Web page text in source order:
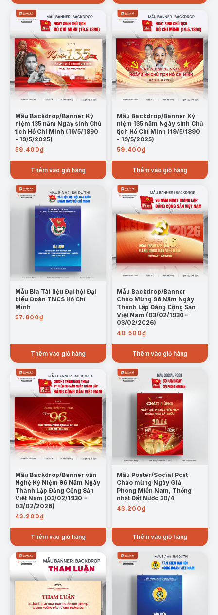
75.600₫.
Mẫu Backdrop/Banner Kỷ
niệm 135 năm Ngày sinh Chủ
tịch Hồ Chí Minh (19/5/1890
- 19/5/2025)
59.400₫
Thêm vào giỏ hàng
Mẫu Backdrop/Banner Kỷ
niệm 135 năm Ngày sinh Chủ
tịch Hồ Chí Minh (19/5/1890
- 19/5/2025)
59.400₫
Thêm vào giỏ hàng
Mẫu Bìa Tài liệu Đại hội Đại
biểu Đoàn TNCS Hồ Chí
Minh
37.800₫
Thêm vào giỏ hàng
Mẫu Backdrop/Banner
Chào Mừng 96 Năm Ngày
Thành Lập Đảng Cộng Sản
Việt Nam (03/02/1930 –
03/02/2026)
40.500₫
Thêm vào giỏ hàng
Mẫu Backdrop/Banner văn
Nghệ Kỷ Niệm 96 Năm Ngày
Thành Lập Đảng Cộng Sản
Việt Nam (03/02/1930 –
03/02/2026)
43.200₫
Thêm vào giỏ hàng
Mẫu Poster/Social Post
Chào mừng Ngày Giải
Phóng Miền Nam, Thống
nhất Đất Nước 30/4
43.200₫
Thêm vào giỏ hàng